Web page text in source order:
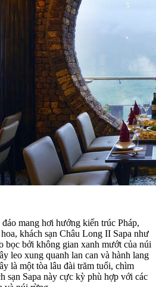
mang hơi hướng kiến trúc Pháp,
khách sạn Châu Long II Sapa như
bọc bởi không gian xanh mướt của núi
leo xung quanh lan can và hành lang
là một tòa lâu đài trăm tuổi, chìm
sạn Sapa này cực kỳ phù hợp với các